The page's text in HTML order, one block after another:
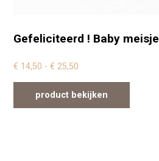
Gefeliciteerd ! Baby meisje
€ 14,50 - € 25,50
product bekijken